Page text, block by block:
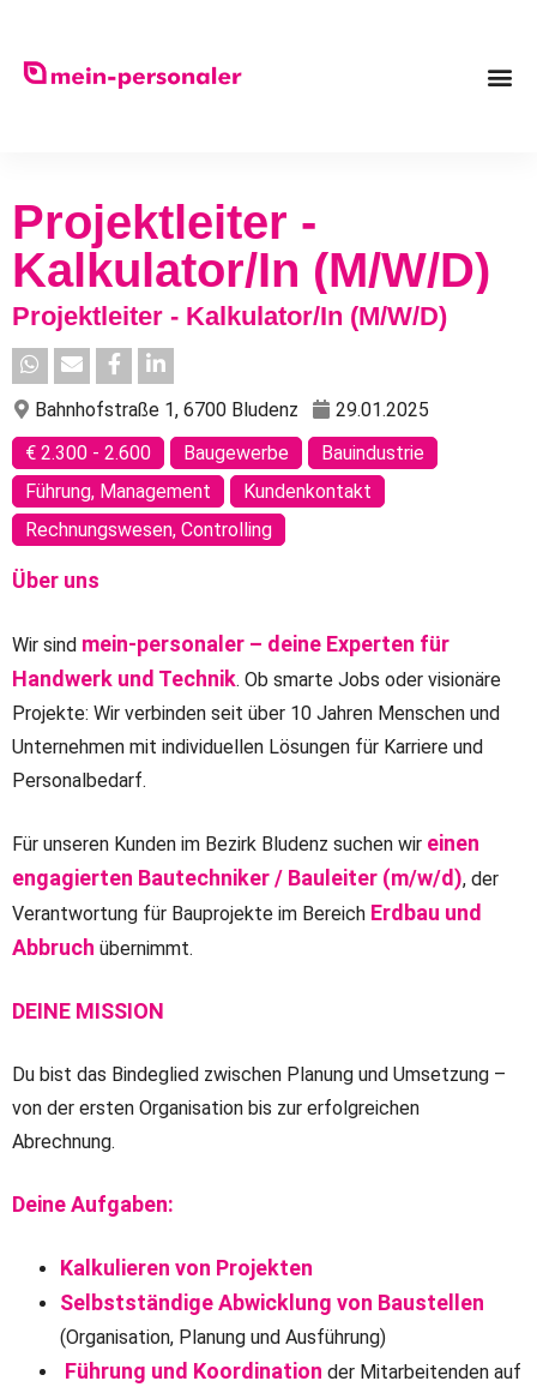
Projektleiter -
Kalkulator/In (M/W/D)
Projektleiter - Kalkulator/In (M/W/D)
Bahnhofstraße 1, 6700 Bludenz
29.01.2025
€ 2.300 - 2.600
Baugewerbe
Bauindustrie
Führung, Management
Kundenkontakt
Rechnungswesen, Controlling
Über uns
Wir sind mein-personaler – deine Experten für
Handwerk und Technik. Ob smarte Jobs oder visionäre
Projekte: Wir verbinden seit über 10 Jahren Menschen und
Unternehmen mit individuellen Lösungen für Karriere und
Personalbedarf.
Für unseren Kunden im Bezirk Bludenz suchen wir einen
engagierten Bautechniker / Bauleiter (m/w/d), der
Verantwortung für Bauprojekte im Bereich Erdbau und
Abbruch übernimmt.
DEINE MISSION
Du bist das Bindeglied zwischen Planung und Umsetzung –
von der ersten Organisation bis zur erfolgreichen
Abrechnung.
Deine Aufgaben:
Kalkulieren von Projekten
Selbstständige Abwicklung von Baustellen
(Organisation, Planung und Ausführung)
Führung und Koordination der Mitarbeitenden auf